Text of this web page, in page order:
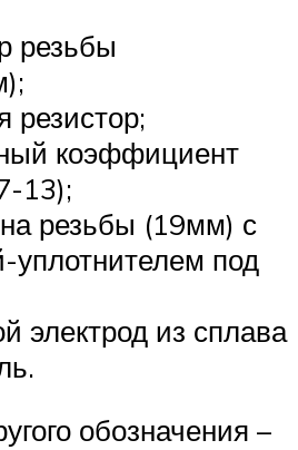
резьбы
резистор;
коэффициент
13);
резьбы (19мм) с
уплотнителем под
электрод из сплава
обозначения –